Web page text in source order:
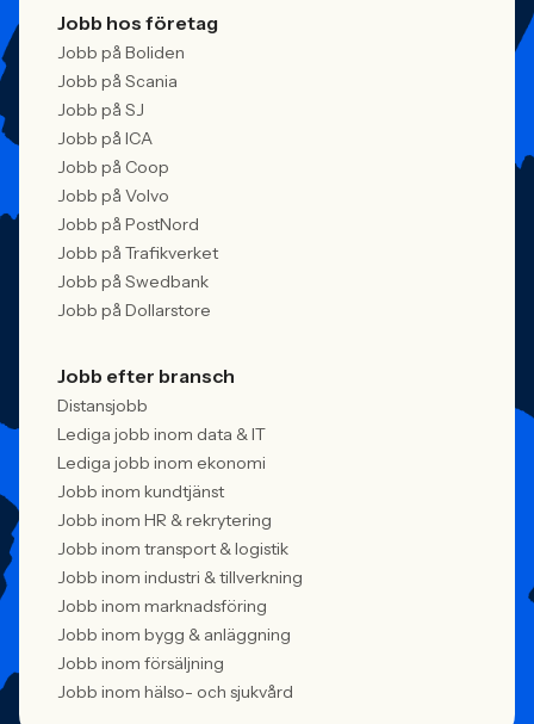
Jobb hos företag
Jobb på Boliden
Jobb på Scania
Jobb på SJ
Jobb på ICA
Jobb på Coop
Jobb på Volvo
Jobb på PostNord
Jobb på Trafikverket
Jobb på Swedbank
Jobb på Dollarstore
Jobb efter bransch
Distansjobb
Lediga jobb inom data & IT
Lediga jobb inom ekonomi
Jobb inom kundtjänst
Jobb inom HR & rekrytering
Jobb inom transport & logistik
Jobb inom industri & tillverkning
Jobb inom marknadsföring
Jobb inom bygg & anläggning
Jobb inom försäljning
Jobb inom hälso- och sjukvård